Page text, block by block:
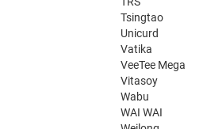
Tsingtao
Unicurd
Vatika
VeeTee Mega
Vitasoy
Wabu
WAI WAI